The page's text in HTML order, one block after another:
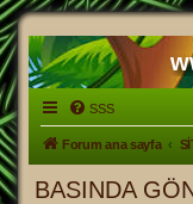
SSS
Forum ana sayfa
BASINDA